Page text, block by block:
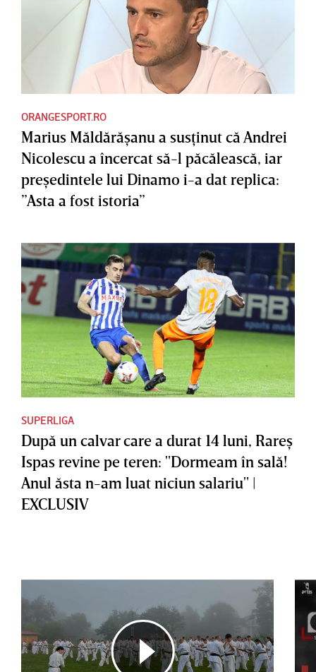
ORANGESPORT.RO
Marius Măldărăşanu a susţinut că Andrei
Nicolescu a încercat să-l păcălească, iar
preşedintele lui Dinamo i-a dat replica:
”Asta a fost istoria”
SUPERLIGA
După un calvar care a durat 14 luni, Rareş
Ispas revine pe teren: "Dormeam în sală!
Anul ăsta n-am luat niciun salariu" |
EXCLUSIV